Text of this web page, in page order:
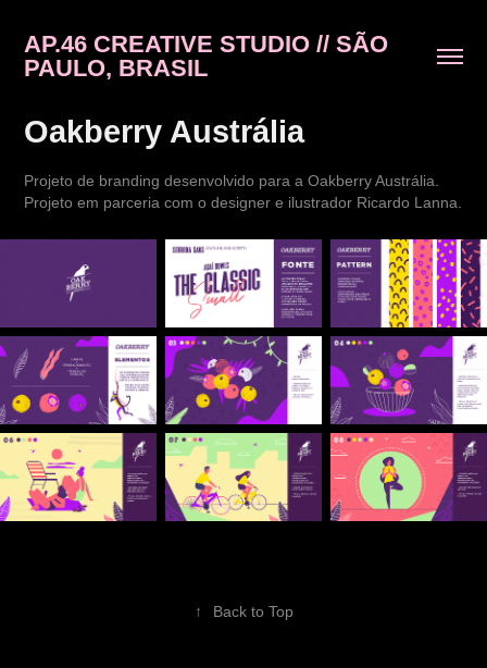
AP.46 CREATIVE STUDIO // SÃO
PAULO, BRASIL
Oakberry Austrália
Projeto de branding desenvolvido para a Oakberry Austrália.
Projeto em parceria com o designer e ilustrador Ricardo Lanna.
↑ Back to Top